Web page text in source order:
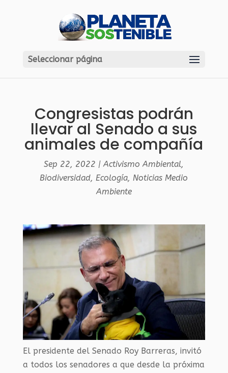
Seleccionar página
Congresistas podrán
llevar al Senado a sus
animales de compañía
Sep 22, 2022 |Activismo Ambiental,
Biodiversidad,Ecología,Noticias Medio
Ambiente
El presidente del Senado Roy Barreras, invitó
a todos los senadores a que desde la próxima